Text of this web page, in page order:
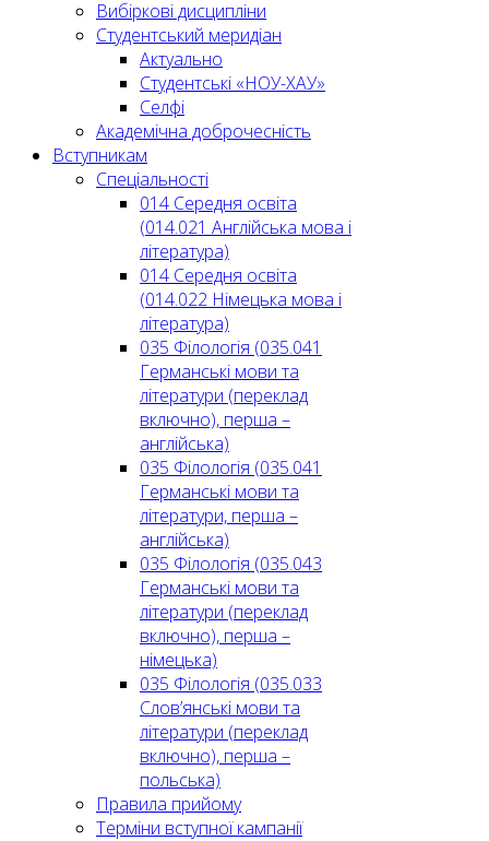
Вибіркові дисципліни
Студентський меридіан
Актуально
Студентські «НОУ-ХАУ»
Селфі
Академічна доброчесність
Вступникам
Спеціальності
014 Середня освіта
(014.021 Англійська мова і
література)
014 Середня освіта
(014.022 Німецька мова і
література)
035 Філологія (035.041
Германські мови та
літератури (переклад
включно), перша –
англійська)
035 Філологія (035.041
Германські мови та
літератури, перша –
англійська)
035 Філологія (035.043
Германські мови та
літератури (переклад
включно), перша –
німецька)
035 Філологія (035.033
Слов’янські мови та
літератури (переклад
включно), перша –
польська)
Правила прийому
Терміни вступної кампанії